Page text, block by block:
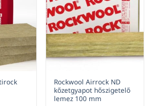
Rockwool Airrock ND
kőzetgyapot hőszigetelő
lemez 100 mm